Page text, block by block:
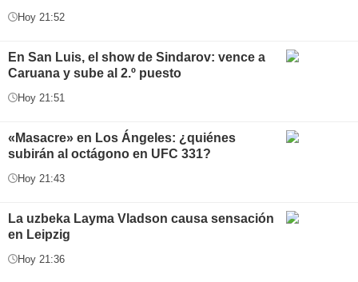
Hoy 21:52
En San Luis, el show de Sindarov: vence a
Caruana y sube al 2.º puesto
Hoy 21:51
«Masacre» en Los Ángeles: ¿quiénes
subirán al octágono en UFC 331?
Hoy 21:43
La uzbeka Layma Vladson causa sensación
en Leipzig
Hoy 21:36